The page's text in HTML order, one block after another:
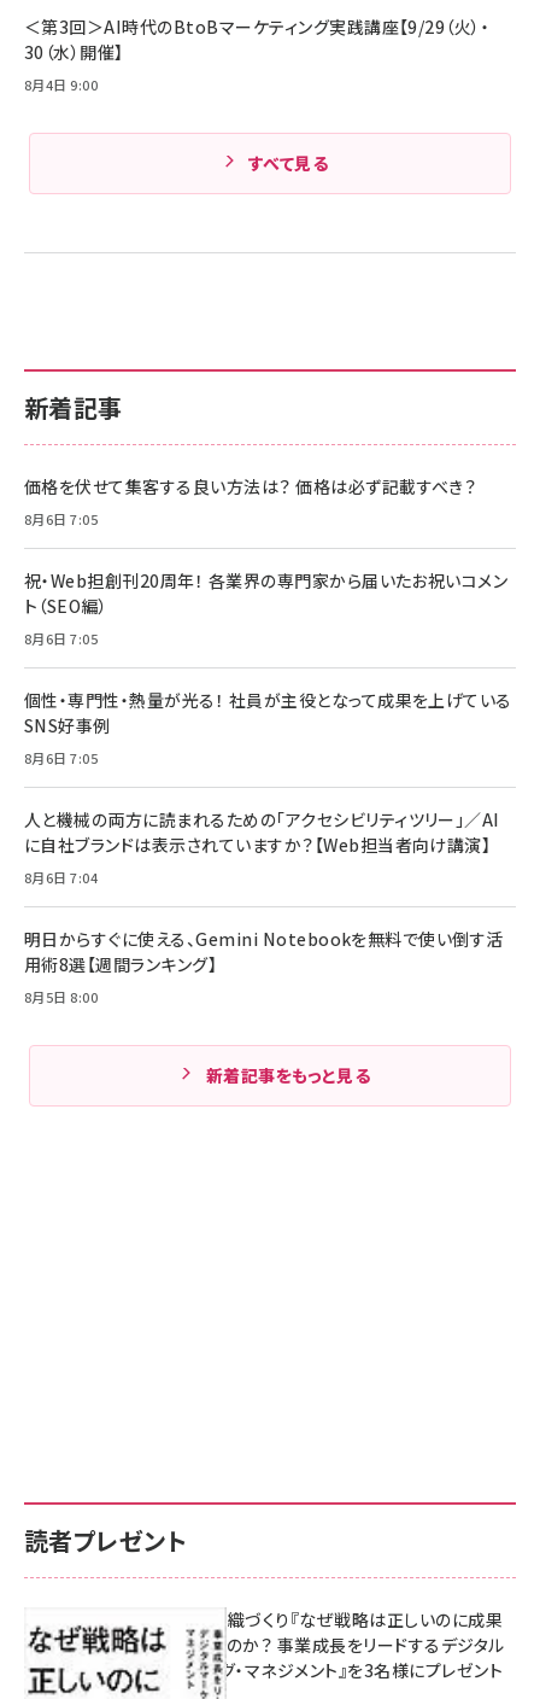
新着記事
価格を伏せて集客する良い方法は？ 価格は必ず記載すべき？
8月6日 7:05
祝・Web担創刊20周年！ 各業界の専門家から届いたお祝いコメン
ト（SEO編）
8月6日 7:05
個性・専門性・熱量が光る！ 社員が主役となって成果を上げている
SNS好事例
8月6日 7:05
人と機械の両方に読まれるための「アクセシビリティツリー」／AI
に自社ブランドは表示されていますか？【Web担当者向け講演】
8月6日 7:04
明日からすぐに使える、Gemini Notebookを無料で使い倒す活
用術8選【週間ランキング】
8月5日 8:00
新着記事をもっと見る
読者プレゼント
成果を生む組織づくり『なぜ戦略は正しいのに成果
があがらないのか？ 事業成長をリードするデジタル
マーケティング・マネジメント』を3名様にプレゼント
＜第3回＞AI時代のBtoBマーケティング実践講座【9/29（火）・
30（水）開催】
8月4日 9:00
すべて見る